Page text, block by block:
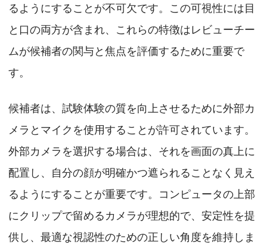
るようにすることが不可欠です。この可視性には目
と口の両方が含まれ、これらの特徴はレビューチー
ムが候補者の関与と焦点を評価するために重要で
す。
候補者は、試験体験の質を向上させるために外部カ
メラとマイクを使用することが許可されています。
外部カメラを選択する場合は、それを画面の真上に
配置し、自分の顔が明確かつ遮られることなく見え
るようにすることが重要です。コンピュータの上部
にクリップで留めるカメラが理想的で、安定性を提
供し、最適な視認性のための正しい角度を維持しま